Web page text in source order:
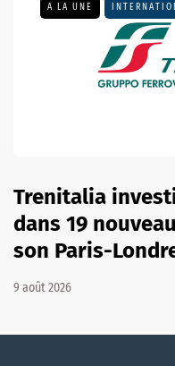
A LA UNE
Trenitalia
dans 19
son Paris-
9 août 2026